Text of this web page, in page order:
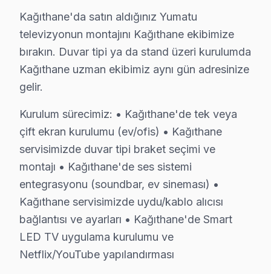
Kurulum sürecimiz:
• Kağıthane'de tek veya çift ekran kurulumu (ev/ofis)
• Kağıthane servisimizde duvar tipi braket seçimi ve
• Kağıthane'de ses sistemi entegrasyonu (soundbar,
• Kağıthane servisimizde uydu/kablo alıcısı bağlantısı
• Kağıthane'de Smart LED TV uygulama kurulumu ve
Doğru montaj, Yumatu görüntüleme sistemi'nizin
Yumatu TV Periyodik Bakımı – Kağıthane
Yumatu televizyon'nizin uzun yıllar sorunsuz
Bakım kapsamımız:
• Kağıthane'de iç temizlik ve soğutma verimliliği
• LED şerit ve backlight yoğunluğu kontrolü —
Kağıthane'da satın aldığınız Yumatu
televizyonun montajını Kağıthane ekibimize
bırakın. Duvar tipi ya da stand üzeri kurulumda
Kağıthane uzman ekibimiz aynı gün adresinize
gelir.
Kurulum sürecimiz: • Kağıthane'de tek veya
çift ekran kurulumu (ev/ofis) • Kağıthane
servisimizde duvar tipi braket seçimi ve
montajı • Kağıthane'de ses sistemi
entegrasyonu (soundbar, ev sineması) •
Kağıthane servisimizde uydu/kablo alıcısı
bağlantısı ve ayarları • Kağıthane'de Smart
LED TV uygulama kurulumu ve
Netflix/YouTube yapılandırması